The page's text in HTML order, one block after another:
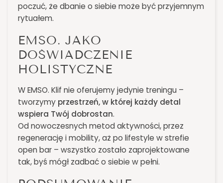
poczuć, że dbanie o siebie może być przyjemnym
rytuałem.
EMSO. JAKO
DOŚWIADCZENIE
HOLISTYCZNE
W EMSO. Klif nie oferujemy jedynie treningu –
tworzymy przestrzeń, w której każdy detal
wspiera Twój dobrostan.
Od nowoczesnych metod aktywności, przez
regenerację i mobility, aż po lifestyle w strefie
open bar – wszystko zostało zaprojektowane
tak, byś mógł zadbać o siebie w pełni.